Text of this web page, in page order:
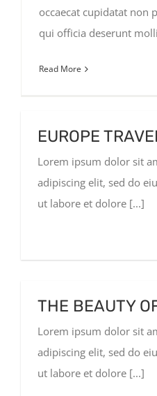
occaecat cupidatat non
qui officia deserunt
Read More
EUROPE
Lorem ipsum dolor sit
adipiscing elit, sed do
ut labore et dolore [...]
THE BEAUTY
Lorem ipsum dolor sit
adipiscing elit, sed do
ut labore et dolore [...]